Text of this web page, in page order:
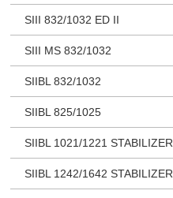
SIII 832/1032 ED II
SIII MS 832/1032
SIIBL 832/1032
SIIBL 825/1025
SIIBL 1021/1221 STABILIZER
SIIBL 1242/1642 STABILIZER